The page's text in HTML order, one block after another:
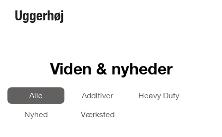
Uggerhøj
Viden & nyheder
Alle Additiver
Heavy Duty
Nyhed
Værksted